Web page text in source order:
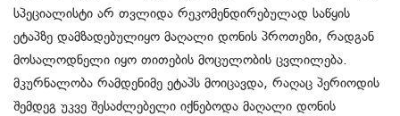
სპეციალისტი არ თვლიდა რეკომენდირებულად საწყის
ეტაპზე დამზადებულიყო მაღალი დონის პროთეზი, რადგან
მოსალოდნელი იყო თითების მოცულობის ცვლილება.
მკურნალობა რამდენიმე ეტაპს მოიცავდა, რაღაც პერიოდის
შემდეგ უკვე შესაძლებელი იქნებოდა მაღალი დონის